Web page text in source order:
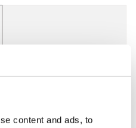
content and ads, to